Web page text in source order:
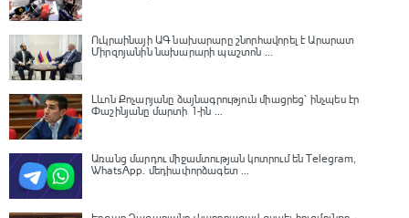
Ուկրաինայի ԱԳ նախարարը շնորհավորել է Արարատ
Միրզոյանին նախարարի պաշտոն ...
Լևոն Քոչարյանը ձայնագրություն միացրեց՝ ինչպես էր
Փաշինյանը մարտի 1-ին ...
Առանց մարդու միջամտության կոտրում են Telegram,
WhatsApp․ մեդիափորձագետ ...